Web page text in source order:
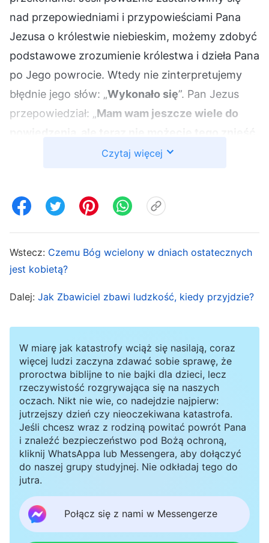
nad przepowiedniami i przypowieściami Pana
Jezusa o królestwie niebieskim, możemy zdobyć
podstawowe zrozumienie królestwa i dzieła Pana
po Jego powrocie. Wtedy nie zinterpretujemy
błędnie jego słów: „Wykonało się”. Pan Jezus
przepowiedział: „Mam wam jeszcze wiele do
Lecz gdy przyjdzie on, Duch prawdy, wprowadzi
sądzę. Nie przyszedłem bowiem po to, żeby
gardzi i nie przyjmuje moich słów, ma kogoś, kto
go sądzi: słowo, które ja mówiłem, ono go
Ojciec nikogo nie sądzi, lecz cały sąd dał
Synowi (…) I dał mu władzę wykonywania sądu,
bo jest Synem Człowieczym”(J 5:22, 27). A w 1
Liście Piotra napisano: „Nadszedł bowiem czas,
aby sąd rozpoczął się od domu Bożego”
4:17). W Objawieniu czytamy: „Oto zwyciężył lew
z pokolenia Judy, korzeń Dawida, aby otworzyć
księgę i rozwiązać siedem jej pieczęci”(Obj 5:5)
Kto ma uszy, niech słucha, co Duch mówi do
kościołów
przypowieści, by opisać królestwo niebieskie, na
przykład: „ Królestwo niebieskie podobne jest
również do sieci zarzuconej w morze i
Czytaj więcej
Wstecz: Czemu Bóg wcielony w dniach ostatecznych
jest kobietą?
Dalej: Jak Zbawiciel zbawi ludzkość, kiedy przyjdzie?
W miarę jak katastrofy wciąż się nasilają, coraz
więcej ludzi zaczyna zdawać sobie sprawę, że
proroctwa biblijne to nie bajki dla dzieci, lecz
rzeczywistość rozgrywająca się na naszych
oczach. Nikt nie wie, co nadejdzie najpierw:
jutrzejszy dzień czy nieoczekiwana katastrofa.
Jeśli chcesz wraz z rodziną powitać powrót Pana
i znaleźć bezpieczeństwo pod Bożą ochroną,
kliknij WhatsAppa lub Messengera, aby dołączyć
do naszej grupy studyjnej. Nie odkładaj tego do
jutra.
Połącz się z nami w Messengerze